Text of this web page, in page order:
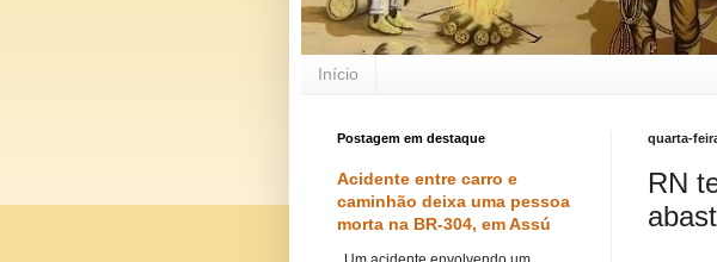
Início
quarta-
RN
Postagem em destaque
Acidente entre carro e
caminhão deixa uma pessoa
morta na BR-304, em Assú